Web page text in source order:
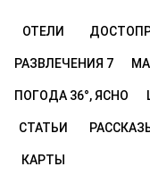
ОТЕЛИ
РАЗВЛЕЧЕНИЯ 7
ПОГОДА 36°, ЯСНО
СТАТЬИ
КАРТЫ